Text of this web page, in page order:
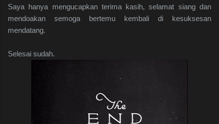
Saya hanya mengucapkan terima kasih, selamat siang dan
mendoakan semoga bertemu kembali di kesuksesan
mendatang.
Selesai sudah.